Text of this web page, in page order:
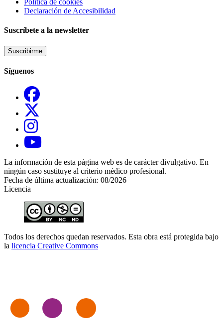
Política de cookies
Declaración de Accesibilidad
Suscríbete a la newsletter
Suscribirme
Síguenos
La información de esta página web es de carácter divulgativo. En
ningún caso sustituye al criterio médico profesional.
Fecha de última actualización: 08/2026
Licencia
Todos los derechos quedan reservados. Esta obra está protegida bajo
la licencia Creative Commons